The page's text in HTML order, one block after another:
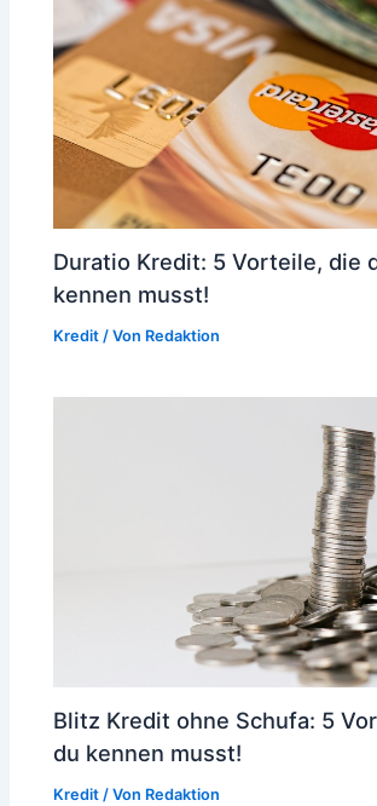
Duratio Kredit: 5 Vorteile, die
kennen musst!
Kredit / Von Redaktion
Blitz Kredit ohne Schufa: 5
du kennen musst!
Kredit / Von Redaktion